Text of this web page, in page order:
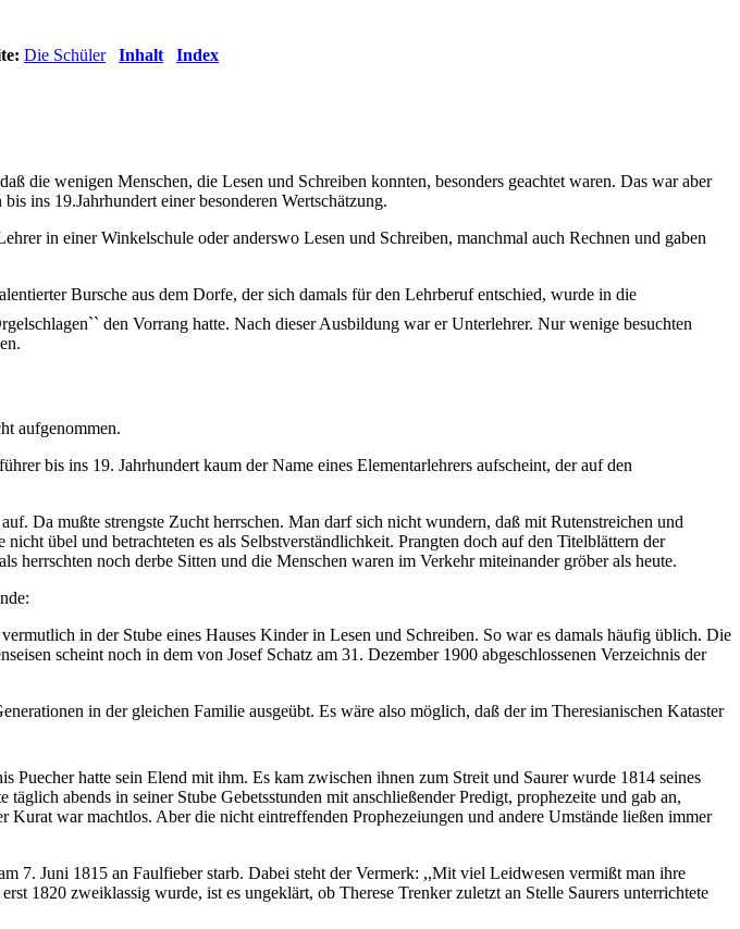
Die Schüler Inhalt Index
die wenigen Menschen, die Lesen und Schreiben konnten, besonders geachtet waren. Das war aber
ins 19.Jahrhundert einer besonderen Wertschätzung.
in einer Winkelschule oder anderswo Lesen und Schreiben, manchmal auch Rechnen und gaben
Bursche aus dem Dorfe, der sich damals für den Lehrberuf entschied, wurde in die
`` den Vorrang hatte. Nach dieser Ausbildung war er Unterlehrer. Nur wenige besuchten
aufgenommen.
bis ins 19. Jahrhundert kaum der Name eines Elementarlehrers aufscheint, der auf den
Da mußte strengste Zucht herrschen. Man darf sich nicht wundern, daß mit Rutenstreichen und
übel und betrachteten es als Selbstverständlichkeit. Prangten doch auf den Titelblättern der
noch derbe Sitten und die Menschen waren im Verkehr miteinander gröber als heute.
in der Stube eines Hauses Kinder in Lesen und Schreiben. So war es damals häufig üblich. Die
scheint noch in dem von Josef Schatz am 31. Dezember 1900 abgeschlossenen Verzeichnis der
in der gleichen Familie ausgeübt. Es wäre also möglich, daß der im Theresianischen Kataster
hatte sein Elend mit ihm. Es kam zwischen ihnen zum Streit und Saurer wurde 1814 seines
abends in seiner Stube Gebetsstunden mit anschließender Predigt, prophezeite und gab an,
war machtlos. Aber die nicht eintreffenden Prophezeiungen und andere Umstände ließen immer
7. Juni 1815 an Faulfieber starb. Dabei steht der Vermerk: ,,Mit viel Leidwesen vermißt man ihre
1820 zweiklassig wurde, ist es ungeklärt, ob Therese Trenker zuletzt an Stelle Saurers unterrichtete